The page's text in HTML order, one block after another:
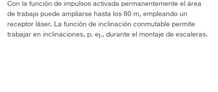
Con la función de impulsos activada permanentemente el área
de trabajo puede ampliarse hasta los 80 m, empleando un
receptor láser. La función de inclinación conmutable permite
trabajar en inclinaciones, p. ej., durante el montaje de escaleras.